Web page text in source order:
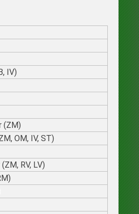
IV)
(ZM)
OM, IV, ST)
RV, LV)